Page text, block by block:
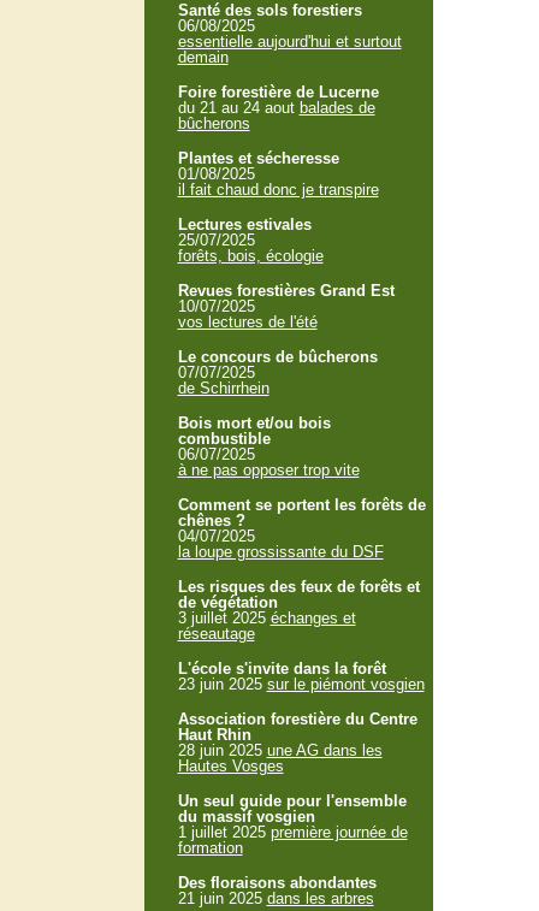
Santé des sols forestiers
06/08/2025
essentielle aujourd'hui et surtout
demain
Foire forestière de Lucerne
du 21 au 24 aout balades de
bûcherons
Plantes et sécheresse
01/08/2025
il fait chaud donc je transpire
Lectures estivales
25/07/2025
forêts, bois, écologie
Revues forestières Grand Est
10/07/2025
vos lectures de l'été
Le concours de bûcherons
07/07/2025
de Schirrhein
Bois mort et/ou bois
combustible
06/07/2025
à ne pas opposer trop vite
Comment se portent les forêts de
chênes ?
04/07/2025
la loupe grossissante du DSF
Les risques des feux de forêts et
de végétation
3 juillet 2025 échanges et
réseautage
L'école s'invite dans la forêt
23 juin 2025 sur le piémont vosgien
Association forestière du Centre
Haut Rhin
28 juin 2025 une AG dans les
Hautes Vosges
Un seul guide pour l'ensemble
du massif vosgien
1 juillet 2025 première journée de
formation
Des floraisons abondantes
21 juin 2025 dans les arbres